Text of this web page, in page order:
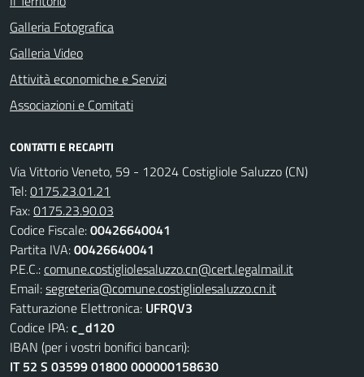
Galleria Fotografica
Galleria Video
Attività economiche e Servizi
Associazioni e Comitati
CONTATTI E RECAPITI
Via Vittorio Veneto, 59 - 12024 Costigliole Saluzzo (CN)
Tel:0175.23.01.21
Fax:0175.23.90.03
Codice Fiscale:00426640041
Partita IVA:00426640041
P.E.C.:comune.costigliolesaluzzo.cn@cert.legalmail.it
Email:segreteria@comune.costigliolesaluzzo.cn.it
Fatturazione Elettronica: UFRQV3
Codice IPA:c_d120
IBAN (per i vostri bonifici bancari):
IT 52 S 03599 01800 000000158630